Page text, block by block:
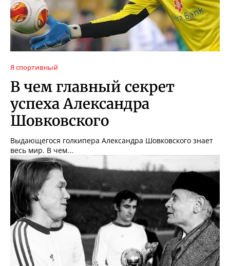
Я спортивный
В чем главный секрет
успеха Александра
Шовковского
Выдающегося голкипера Александра Шовковского знает
весь мир. В чем...